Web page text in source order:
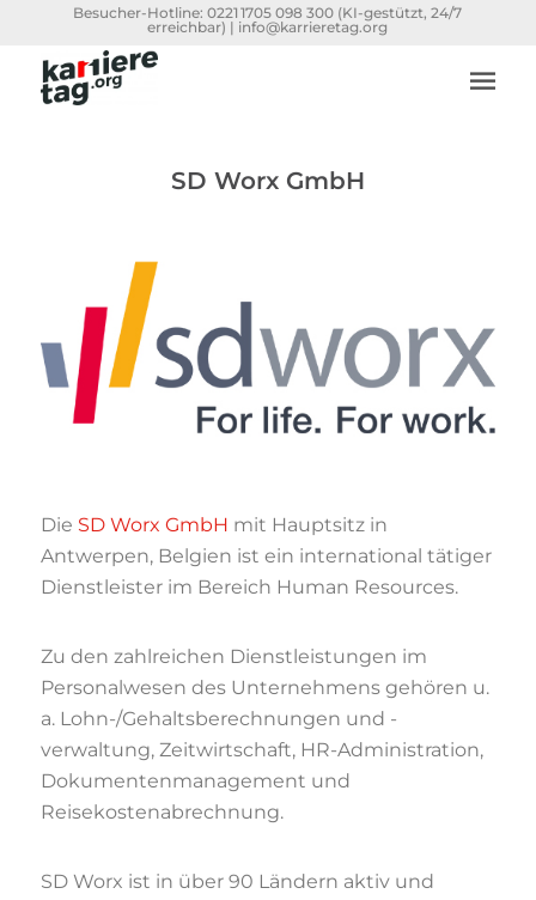
Besucher-Hotline:0221 1705 098 300 (KI-gestützt, 24/7
erreichbar) | info@karrieretag.org
SD Worx GmbH
Die SD Worx GmbH mit Hauptsitz in
Antwerpen, Belgien ist ein international tätiger
Dienstleister im Bereich Human Resources.
Zu den zahlreichen Dienstleistungen im
Personalwesen des Unternehmens gehören u.
a. Lohn-/Gehaltsberechnungen und -
verwaltung, Zeitwirtschaft, HR-Administration,
Dokumentenmanagement und
Reisekostenabrechnung.
SD Worx ist in über 90 Ländern aktiv und